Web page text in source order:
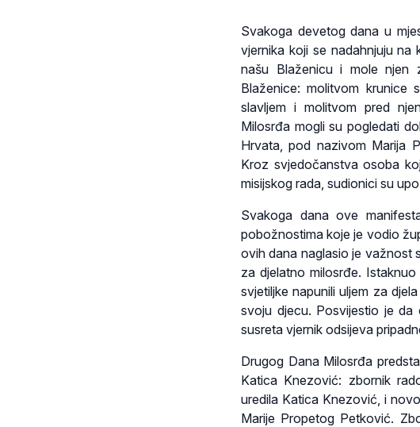
Svakoga devetog dana u
vjernika koji se nadahnjuju
našu Blaženicu i mole njen
Blaženice: molitvom krunice
slavljem i molitvom pred
Milosrđa mogli su pogledati
Hrvata, pod nazivom Marija
Kroz svjedočanstva osoba
misijskog rada, sudionici su
Svakoga dana ove
pobožnostima koje je vodio
ovih dana naglasio je važnost
za djelatno milosrđe.
svjetiljke napunili uljem za
svoju djecu. Posvijestio je
susreta vjernik odsijeva
Drugog Dana Milosrđa
Katica Knezović: zbornik
uredila Katica Knezović, i
Marije Propetog Petković.